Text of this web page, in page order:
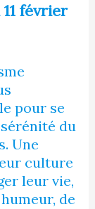
février
pour se
du
Une
culture
leur vie,
de